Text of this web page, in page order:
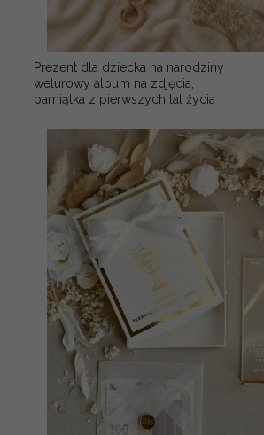
Prezent dla dziecka na narodziny
welurowy album na zdjęcia,
pamiątka z pierwszych lat życia